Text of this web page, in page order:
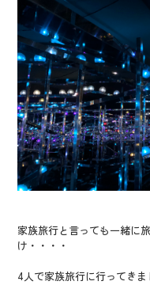
家族旅行と言っても一緒に
け・・・・
4人で家族旅行に行ってきま